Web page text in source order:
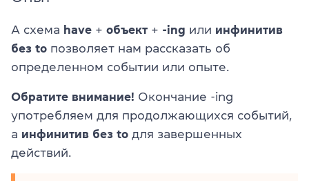
А схема have + объект + -ing или инфинитив
без to позволяет нам рассказать об
определенном событии или опыте.
Обратите внимание! Окончание -ing
употребляем для продолжающихся событий,
а инфинитив без to для завершенных
действий.